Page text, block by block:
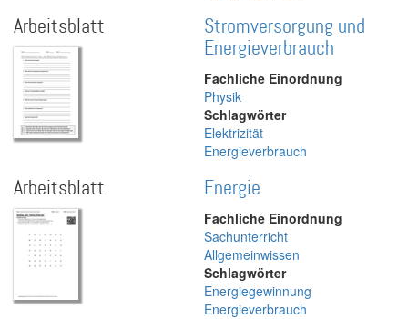
Arbeitsblatt
Stromversorgung und
Energieverbrauch
Fachliche Einordnung
Physik
Schlagwörter
Elektrizität
Energieverbrauch
Arbeitsblatt Energie
Fachliche Einordnung
Sachunterricht
Allgemeinwissen
Schlagwörter
Energiegewinnung
Energieverbrauch